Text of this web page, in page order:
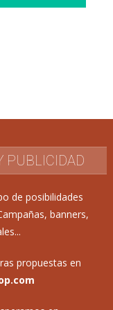
PUBLICIDAD
de posibilidades
banners,
propuestas en